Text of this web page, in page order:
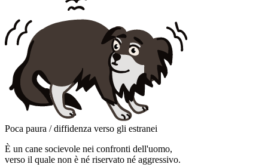
Poca paura / diffidenza verso gli estranei
È un cane socievole nei confronti dell'uomo,
verso il quale non è né riservato né aggressivo.